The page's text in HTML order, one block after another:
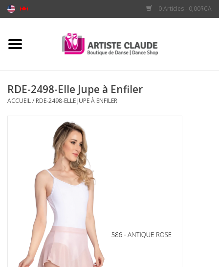
0 Articles - 0,00$CA
Accueil
Vêtements
RDE-2498-Elle Jupe à Enfiler
ACCUEIL/ RDE-2498-ELLE JUPE À ENFILER